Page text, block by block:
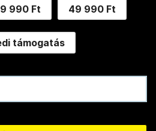
990 Ft 49 990 Ft
támogatás